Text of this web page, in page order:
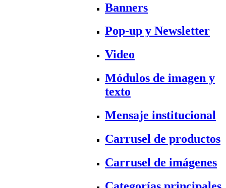
Banners
Pop-up y Newsletter
Video
Módulos de imagen y
texto
Mensaje institucional
Carrusel de productos
Carrusel de imágenes